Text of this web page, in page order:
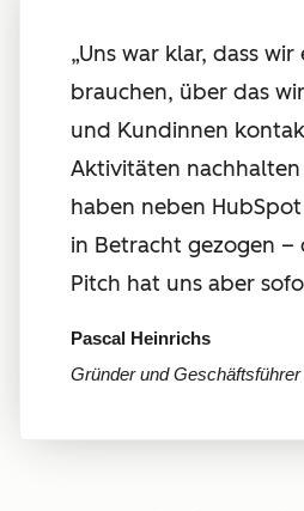
„Uns war klar, dass wir
brauchen, über das
und Kundinnen
Aktivitäten
haben neben
in Betracht gezogen –
Pitch hat uns aber
Pascal Heinrichs
Gründer und Geschäftsführer